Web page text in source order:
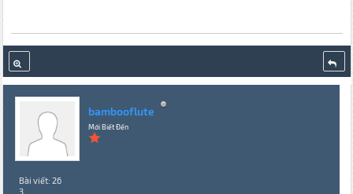
bambooflute
Mới Biết Đến
Bài viết: 26
3